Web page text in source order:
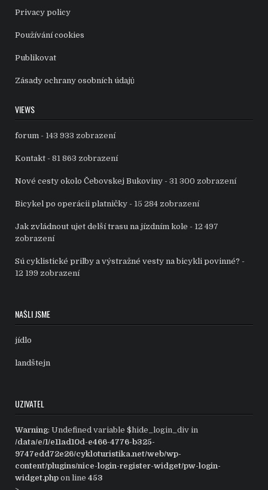
Privacy policy
Používání cookies
Publikovat
Zásady ochrany osobních údajů
VIEWS
forum - 143 933 zobrazení
Kontakt - 81 863 zobrazení
Nové cesty okolo Čebovskej Bukoviny - 31 300 zobrazení
Bicykel po operácii platničky - 15 284 zobrazení
Jak zvládnout ujet delší trasu na jízdním kole - 12 497
zobrazení
Sú cyklistické prilby a výstražné vesty na bicykli povinné? -
12 199 zobrazení
NAŠLI JSME
jídlo
landštejn
UZIVATEL
Warning: Undefined variable $hide_login_div in
/data/e/1/e11ad10d-e466-4776-b325-
9747edd72e26/cykloturistika.net/web/wp-
content/plugins/nice-login-register-widget/pw-login-
widget.php on line453